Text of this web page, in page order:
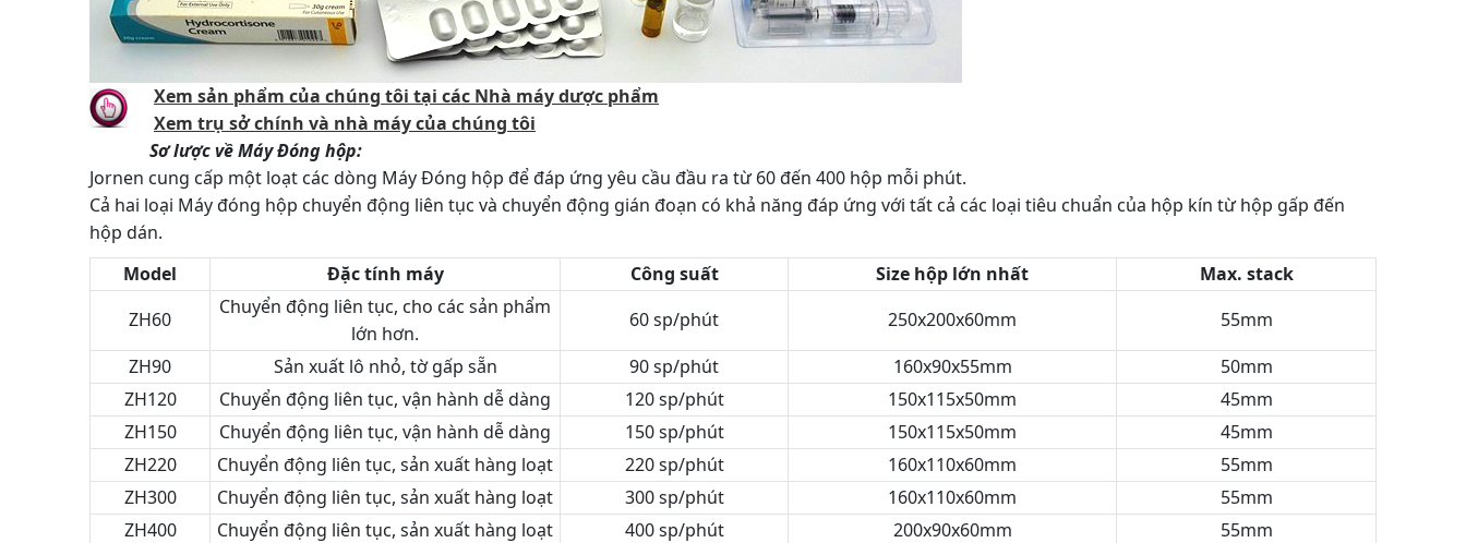
Xem sản phẩm của chúng tôi tại các Nhà máy dược phẩm
Xem trụ sở chính và nhà máy của chúng tôi
Sơ lược về Máy Đóng hộp:
Jornen cung cấp một loạt các dòng Máy Đóng hộp để đáp ứng yêu cầu đầu ra từ 60 đến 400 hộp mỗi phút.
Cả hai loại Máy đóng hộp chuyển động liên tục và chuyển động gián đoạn có khả năng đáp ứng với tất cả các loại tiêu chuẩn của hộp kín từ hộp gấp đến
hộp dán.
Model
Đặc tính máy Công suất Size hộp lớn nhất
Max. stack
ZH60
Chuyển động liên tục, cho các sản phẩm
lớn hơn.
60 sp/phút 250x200x60mm
55mm
ZH90
Sản xuất lô nhỏ, tờ gấp sẵn 90 sp/phút 160x90x55mm
50mm
ZH120
Chuyển động liên tục, vận hành dễ dàng 120 sp/phút 150x115x50mm
45mm
ZH150
Chuyển động liên tục, vận hành dễ dàng 150 sp/phút 150x115x50mm
45mm
ZH220
Chuyển động liên tục, sản xuất hàng loạt 220 sp/phút 160x110x60mm
55mm
ZH300
Chuyển động liên tục, sản xuất hàng loạt 300 sp/phút 160x110x60mm
55mm
ZH400
Chuyển động liên tục, sản xuất hàng loạt 400 sp/phút 200x90x60mm 55mm